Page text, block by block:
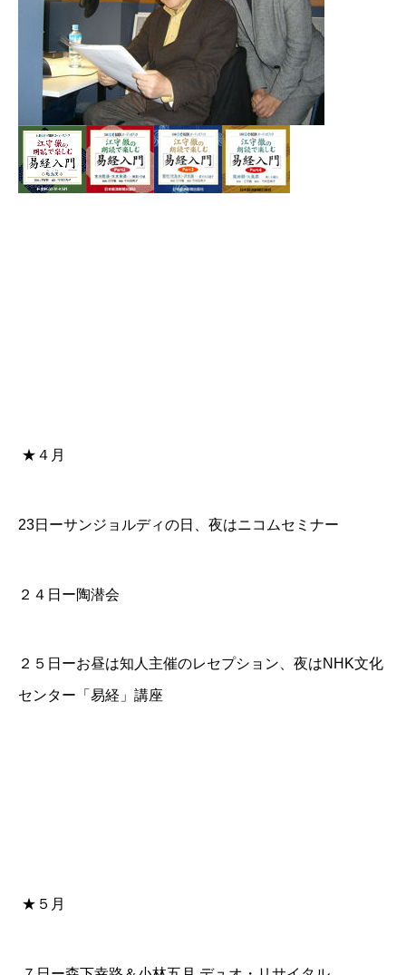
★４月
23日ーサンジョルディの日 、夜はニコムセミナー
２４日ー陶潜会
２５日ーお昼は知人主催のレセプション、夜はNHK文化
センター「易経」講座
★５月